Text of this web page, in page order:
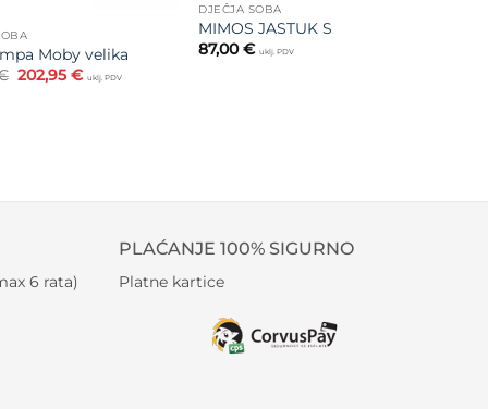
Moby velika
Izvorna
cijena
202,95 €Trenutna
cijena
uklj. PDV
DJEČJA SOBA
MIMOS JASTUK S
87,00€ uklj. PDV
6 rata)
PLAĆANJE 100% SIGURNO
Platne kartice